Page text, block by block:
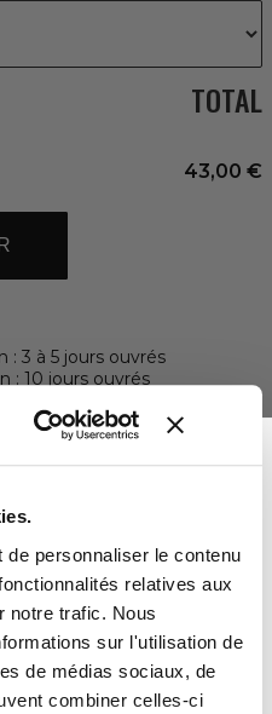
personnaliser le contenu
relatives aux
notre trafic. Nous
sur l'utilisation de
de médias sociaux, de
combiner celles-ci
TOTAL
43,00 €
: 3 à 5 jours ouvrés
: 10 jours ouvrés
de remboursement
votre commande